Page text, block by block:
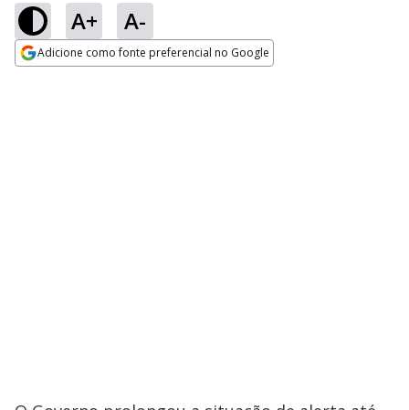
A+ A-
Adicione como fonte preferencial no Google